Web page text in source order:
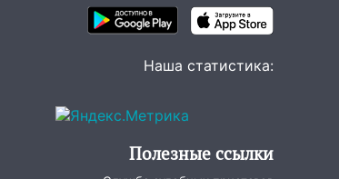
Наша статистика:
Полезные ссылки